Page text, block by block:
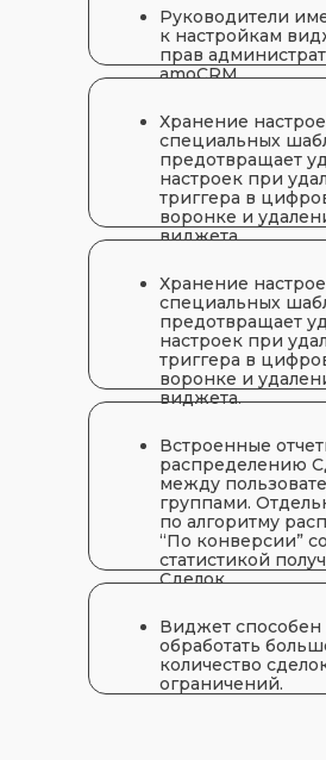
Руководители
к настройкам
прав
amoCRM.
Хранение
специальных
предотвращает
настроек при
триггера в
воронке и
виджета.
Встроенные
распределению
между
группами.
по алгоритму
“По конверсии” со
статистикой
Сделок.
Виджет способен
обработать
количество
ограничений.
Хранение
специальных
предотвращает
настроек при
триггера в
воронке и
виджета.
ОСТАВЬТЕ ОТЗЫВ НА
ПОЛУЧИТЕ 2 МЕСЯЦА
БЕСПЛАТНОЙ ПОДПИСКИ!
После окончания 14-дневного
тестового периода вы сразу (без
получить 2 месяца бесплатной
подписки на данный виджет, если
оставите отзыв на amoМаркете.
просто нужно написать отзыв и
прислать его скриншот в наш
Telegram-бот . Далее после
отзыва подписка на виджет будет
автоматически продлена еще на 2
месяца на всех активных
пользователей вашей amoCRM на
момент предоставления